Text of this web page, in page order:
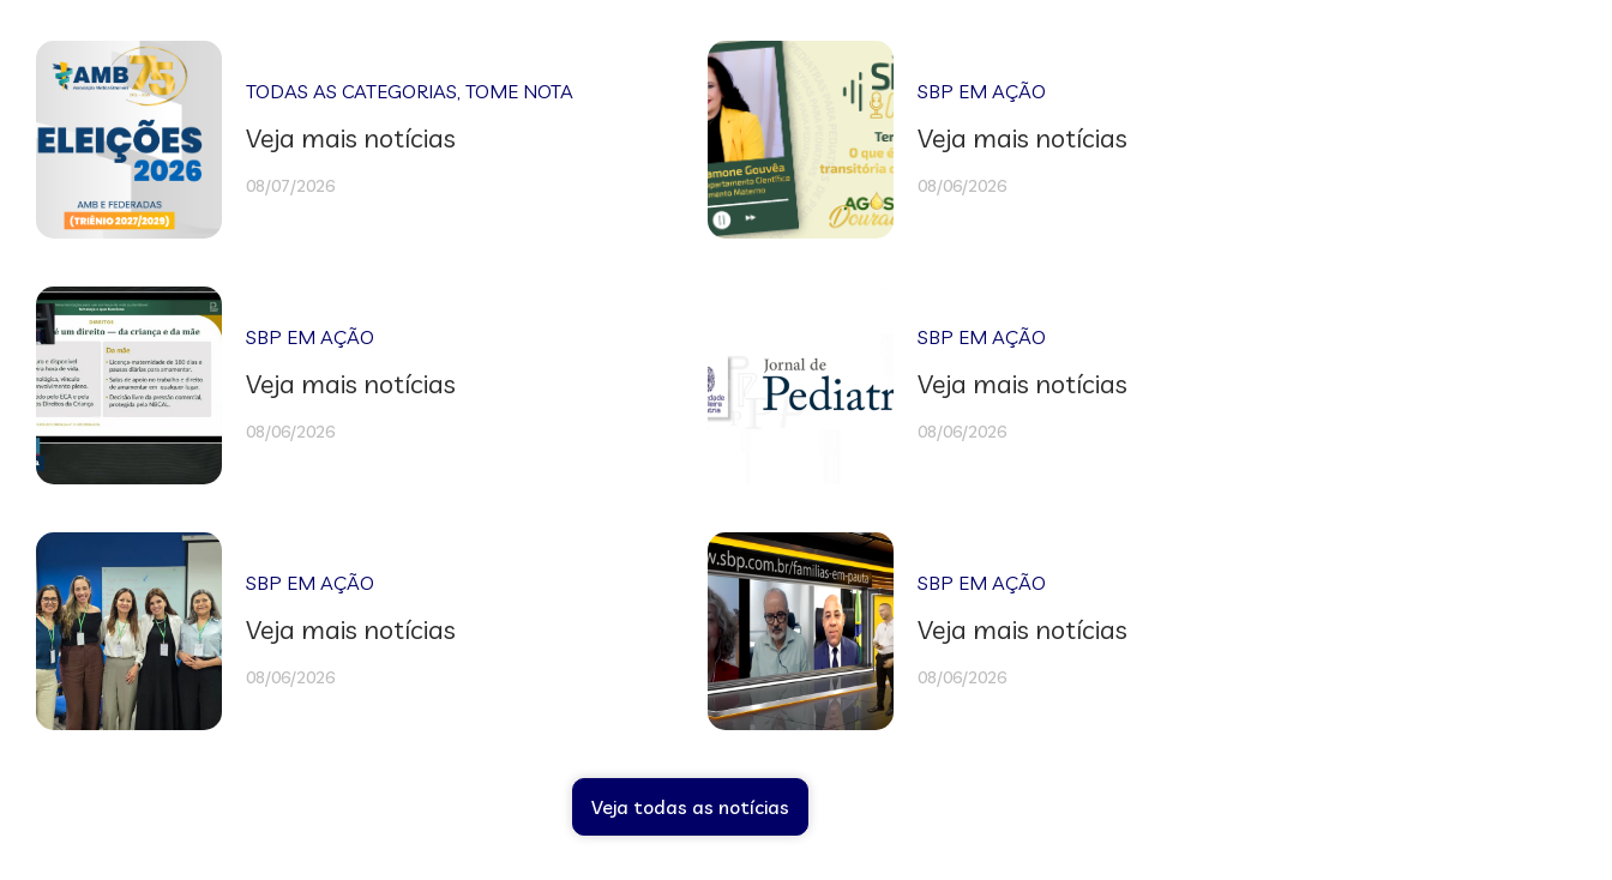
TODAS AS CATEGORIAS,TOME NOTA
Veja mais notícias
08/07/2026
SBP EM AÇÃO
Veja mais notícias
08/06/2026
SBP EM AÇÃO
Veja mais notícias
08/06/2026
SBP EM AÇÃO
Veja mais notícias
08/06/2026
SBP EM AÇÃO
Veja mais notícias
08/06/2026
SBP EM AÇÃO
Veja mais notícias
08/06/2026
Veja todas as notícias